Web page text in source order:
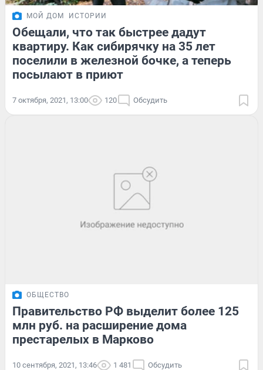
МОЙ ДОМ ИСТОРИИ
Обещали, что так быстрее дадут
квартиру. Как сибирячку на 35 лет
поселили в железной бочке, а теперь
посылают в приют
7 октября, 2021, 13:00 120 Обсудить
ОБЩЕСТВО
Правительство РФ выделит более 125
млн руб. на расширение дома
престарелых в Марково
10 сентября, 2021, 13:46 1 481 Обсудить